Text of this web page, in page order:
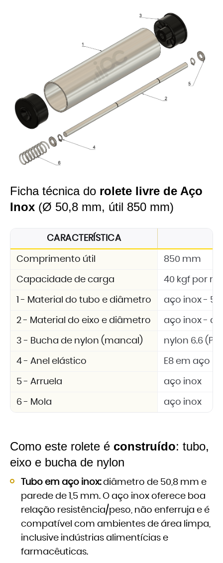
Ficha técnica do rolete livre de Aço
Inox (Ø 50,8 mm, útil 850 mm)
CARACTERÍSTICA
Comprimento útil 850 mm
Capacidade de carga 40 kgf por
1 - Material do tubo e diâmetro aço inox -
2 - Material do eixo e diâmetro aço inox -
3 - Bucha de nylon (mancal) nylon 6.6 (PA
4 - Anel elástico E8 em aço
5 - Arruela aço inox
6 - Mola aço inox
Como este rolete é construído: tubo,
eixo e bucha de nylon
Tubo em aço inox:diâmetro de 50,8 mm e
parede de 1,5 mm. O aço inox oferece boa
relação resistência/peso, não enferruja e é
compatível com ambientes de área limpa,
inclusive indústrias alimentícias e
farmacêuticas.